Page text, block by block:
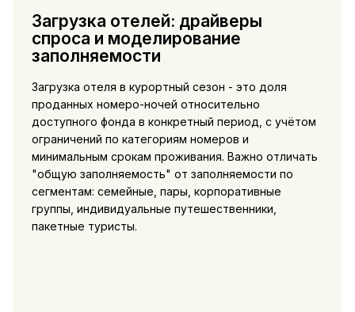
Загрузка отелей: драйверы
спроса и моделирование
заполняемости
Загрузка отеля в курортный сезон - это доля
проданных номеро-ночей относительно
доступного фонда в конкретный период, с учётом
ограничений по категориям номеров и
минимальным срокам проживания. Важно отличать
"общую заполняемость" от заполняемости по
сегментам: семейные, пары, корпоративные
группы, индивидуальные путешественники,
пакетные туристы.